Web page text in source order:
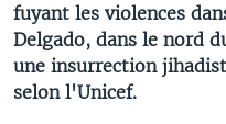
fuyant les violences
Delgado, dans le nord
une insurrection
selon l'Unicef.